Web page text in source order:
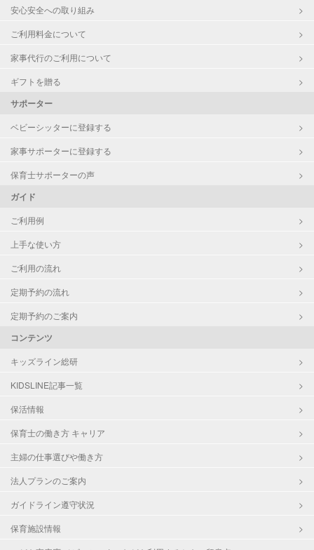
安心安全への取り組み
ご利用料金について
家事代行のご利用について
ギフトを贈る
サポーター
ベビーシッターに登録する
家事サポーターに登録する
保育士サポーターの声
ガイド
ご利用例
上手な使い方
ご利用の流れ
定期予約の流れ
定期予約のご案内
コンテンツ
キッズライン総研
KIDSLINE記事一覧
保活情報
保育士の働き方 キャリア
主婦の仕事選びや働き方
法人プランのご案内
ガイドライン遵守状況
保育施設情報